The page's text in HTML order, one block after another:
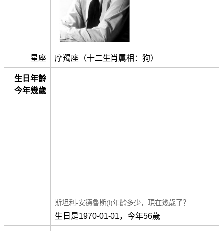
星座 摩羯座（十二生肖属相：狗）
生日年齡
今年幾歲
斯坦利-安德魯斯(I)年齡多少，現在幾歲了？
生日是1970-01-01，今年56歲